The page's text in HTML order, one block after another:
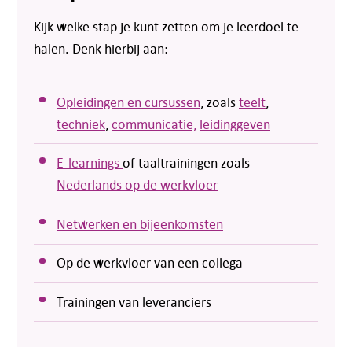
Kijk welke stap je kunt zetten om je leerdoel te
halen. Denk hierbij aan:
Opleidingen en cursussen, zoalsteelt,
techniek, communicatie, leidinggeven
E-learningsof taaltrainingen zoals
Nederlands op de werkvloer
Netwerken en bijeenkomsten
Op de werkvloer van een collega
Trainingen van leveranciers